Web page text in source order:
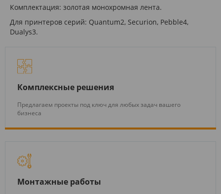
Комплектация: золотая монохромная лента.
Для принтеров серий: Quantum2, Securion, Pebble4,
Dualys3.
Комплексные решения
Предлагаем проекты под ключ для любых задач вашего
бизнеса
Монтажные работы